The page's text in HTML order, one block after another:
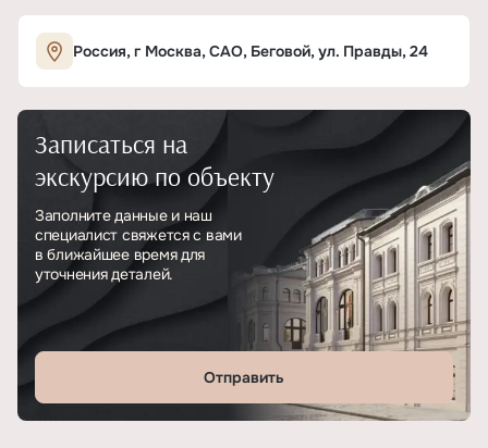
Россия, г Москва, САО, Беговой, ул. Правды, 24
Записаться на
экскурсию по объекту
Заполните данные и наш
специалист свяжется с вами
в ближайшее время для
уточнения деталей.
Отправить